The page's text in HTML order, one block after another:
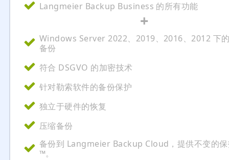
Langmeier Backup Business 的所有功能
+
Windows Server 2022、2019、2016、2012 下
备份
符合 DSGVO 的加密技术
针对勒索软件的备份保护
独立于硬件的恢复
压缩备份
备份到 Langmeier Backup Cloud，提供不变的
™。